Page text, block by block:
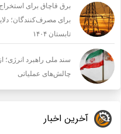
برق قاچاق برای
برای مصرف‌کنندگان؛
تابستان ۱۴۰۴
سند ملی راهبرد
چالش‌های عملیاتی
آخرین اخبار